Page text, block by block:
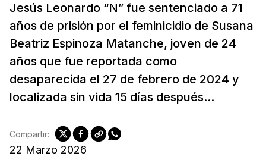
Jesús Leonardo “N” fue sentenciado a 71
años de prisión por el feminicidio de Susana
Beatriz Espinoza Matanche, joven de 24
años que fue reportada como
desaparecida el 27 de febrero de 2024 y
localizada sin vida 15 días después...
22 Marzo 2026
Compartir: